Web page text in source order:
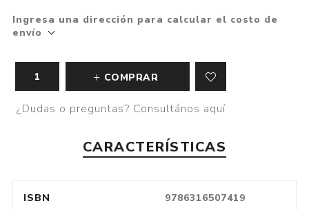
Ingresa una dirección para calcular el costo de
envío
COMPRAR
¿Dudas o preguntas? Consultános aquí
CARACTERÍSTICAS
ISBN 9786316507419